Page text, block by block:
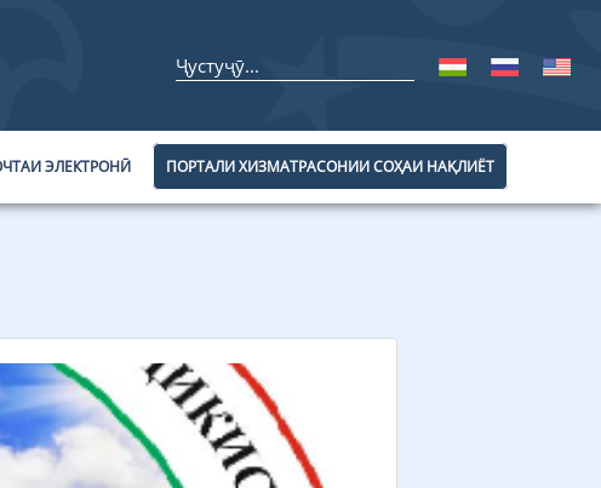
ЭЛЕКТРОНӢ ПОРТАЛИ ХИЗМАТРАСОНИИ СОҲАИ НАҚЛИЁТ